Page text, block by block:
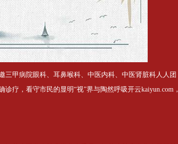
甲病院眼科、耳鼻喉科、中医内科、中医肾脏科人人团
疗，看守市民的显明“视”界与陶然呼吸开云kaiyun.com，